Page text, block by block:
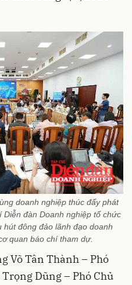
doanh nghiệp thúc đẩy phát
Diễn đàn Doanh nghiệp tổ chức
hút đông đảo lãnh đạo doanh
quan báo chí tham dự.
Võ Tân Thành – Phó
Dũng – Phó Chủ